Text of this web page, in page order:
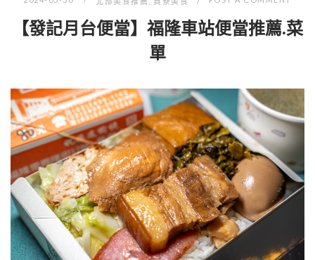
【發記月台便當】福隆車站便當推薦.菜
單